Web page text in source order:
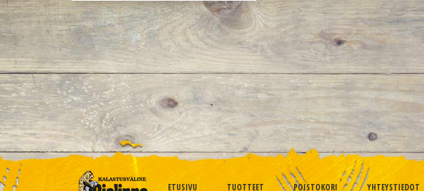
ETUSIVU TUOTTEET POISTOKORI YHTEYSTIEDOT